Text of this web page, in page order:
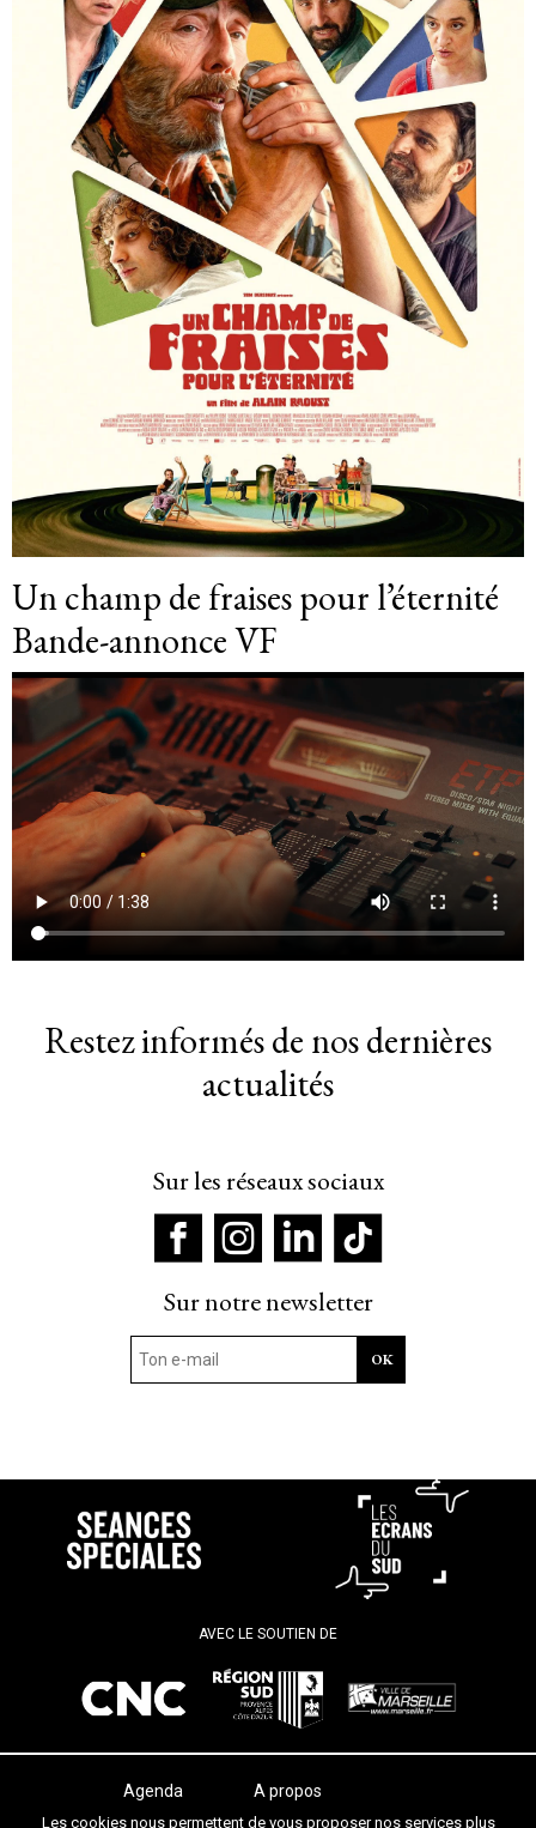
Un champ de fraises pour l’éternité
Bande-annonce VF
Restez informés de nos dernières
actualités
Sur les réseaux sociaux
Sur notre newsletter
AVEC LE SOUTIEN DE
Agenda
Les salles
A propos
Termes et conditions
Les cookies nous permettent de vous proposer nos services plus